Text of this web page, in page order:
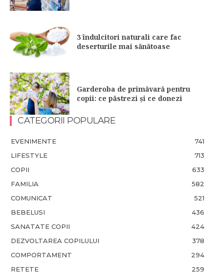
3 îndulcitori naturali care fac
deserturile mai sănătoase
Garderoba de primăvară pentru
copii: ce păstrezi și ce donezi
CATEGORII POPULARE
EVENIMENTE
741
LIFESTYLE
713
COPII
633
FAMILIA
582
COMUNICAT
521
BEBELUSI
436
SANATATE COPII
424
DEZVOLTAREA COPILULUI
378
COMPORTAMENT
294
RETETE
259